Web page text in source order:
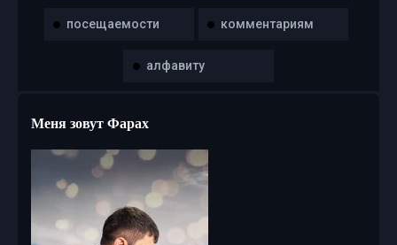
посещаемости комментариям
алфавиту
Меня зовут Фарах